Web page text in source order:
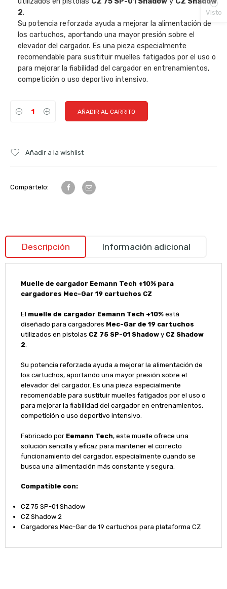
2.
Su potencia reforzada ayuda a mejorar la alimentación de
los cartuchos, aportando una mayor presión sobre el
elevador del cargador. Es una pieza especialmente
recomendable para sustituir muelles fatigados por el uso o
para mejorar la fiabilidad del cargador en entrenamientos,
competición o uso deportivo intensivo.
AÑADIR AL CARRITO
Añadir a la wishlist
Compártelo:
Descripción Información adicional
Muelle de cargador Eemann Tech +10% para
cargadores Mec-Gar 19 cartuchos CZ
El muelle de cargador Eemann Tech +10%está
diseñado para cargadores Mec-Gar de 19 cartuchos
utilizados en pistolas CZ 75 SP-01 Shadowy CZ Shadow
2
Su potencia reforzada ayuda a mejorar la alimentación de
los cartuchos, aportando una mayor presión sobre el
elevador del cargador. Es una pieza especialmente
recomendable para sustituir muelles fatigados por el uso o
para mejorar la fiabilidad del cargador en entrenamientos,
competición o uso deportivo intensivo.
Fabricado por Eemann Tech, este muelle ofrece una
solución sencilla y eficaz para mantener el correcto
funcionamiento del cargador, especialmente cuando se
busca una alimentación más constante y segura.
Compatible con:
CZ 75 SP-01 Shadow
CZ Shadow 2
Cargadores Mec-Gar de 19 cartuchos para plataforma CZ
Visto